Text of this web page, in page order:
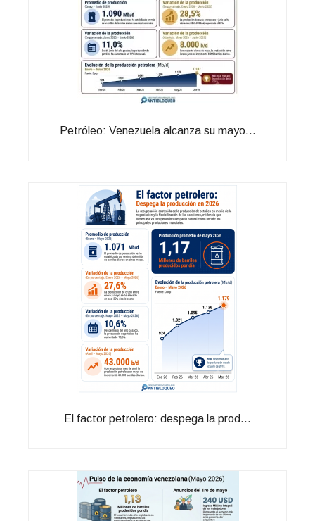
Petróleo: Venezuela alcanza su mayo...
El factor petrolero: despega la prod...